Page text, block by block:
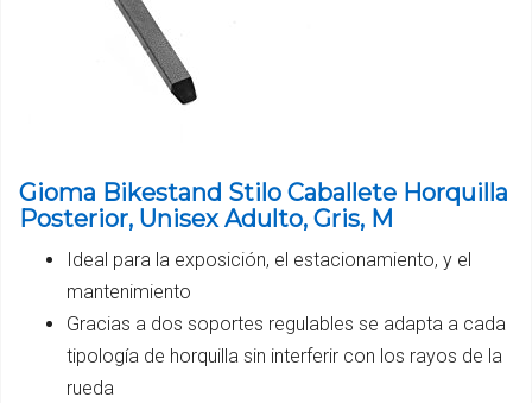
Gioma Bikestand Stilo Caballete Horquilla
Posterior, Unisex Adulto, Gris, M
Ideal para la exposición, el estacionamiento, y el
mantenimiento
Gracias a dos soportes regulables se adapta a cada
tipología de horquilla sin interferir con los rayos de la
rueda